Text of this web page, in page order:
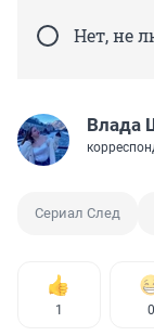
Нет, не
Влада
Сериал След
1 0